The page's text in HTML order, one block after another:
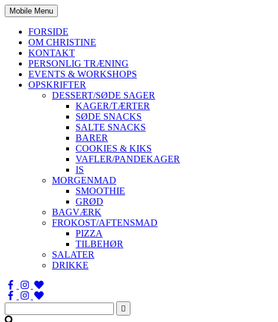
Mobile Menu
FORSIDE
OM CHRISTINE
KONTAKT
PERSONLIG TRÆNING
EVENTS & WORKSHOPS
OPSKRIFTER
DESSERT/SØDE SAGER
KAGER/TÆRTER
SØDE SNACKS
SALTE SNACKS
BARER
COOKIES & KIKS
VAFLER/PANDEKAGER
IS
MORGENMAD
SMOOTHIE
GRØD
BAGVÆRK
FROKOST/AFTENSMAD
PIZZA
TILBEHØR
SALATER
DRIKKE
Søg
efter: